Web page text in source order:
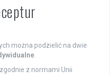
można podzielić na dwie
z normami Unii